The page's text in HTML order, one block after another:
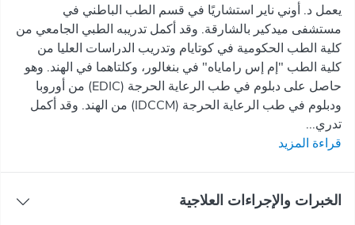
يعمل د. أوني ناير استشاريًا في قسم الطب الباطني في
مستشفى ميدكير بالشارقة. وقد أكمل تدريبه الطبي الجامعي من
كلية الطب الحكومية في كوتايام وتدريب الدراسات العليا من
كلية الطب "إم إس راماياه" في بنغالور، وكلتاهما في الهند. وهو
حاصل على دبلوم في طب الرعاية الحرجة (EDIC) من أوروبا
ودبلوم في طب الرعاية الحرجة (IDCCM) من الهند. وقد أكمل
تدري...
قراءة المزيد
الخبرات والإجراءات العلاجية